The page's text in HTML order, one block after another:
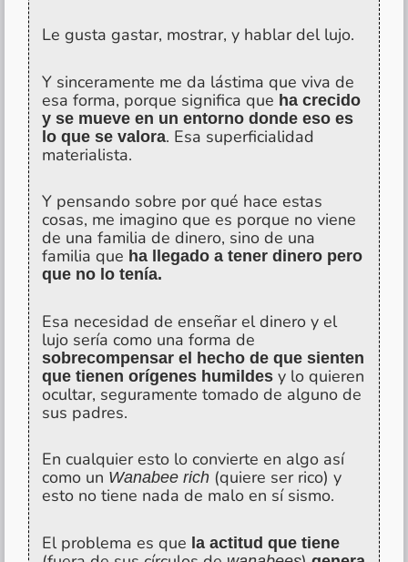
Le gusta gastar, mostrar, y hablar del lujo.
Y sinceramente me da lástima que viva de
esa forma, porque significa que ha crecido
y se mueve en un entorno donde eso es
lo que se valora. Esa superficialidad
materialista.
Y pensando sobre por qué hace estas
cosas, me imagino que es porque no viene
de una familia de dinero, sino de una
familia que ha llegado a tener dinero pero
que no lo tenía.
Esa necesidad de enseñar el dinero y el
lujo sería como una forma de
sobrecompensar el hecho de que sienten
que tienen orígenes humildes y lo quieren
ocultar, seguramente tomado de alguno de
sus padres.
En cualquier esto lo convierte en algo así
como un Wanabee rich (quiere ser rico) y
esto no tiene nada de malo en sí sismo.
El problema es que la actitud que tiene